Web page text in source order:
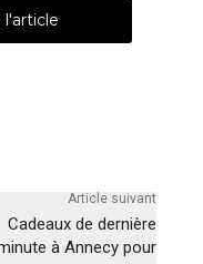
l'article
Article suivant
Cadeaux de dernière
à Annecy pour